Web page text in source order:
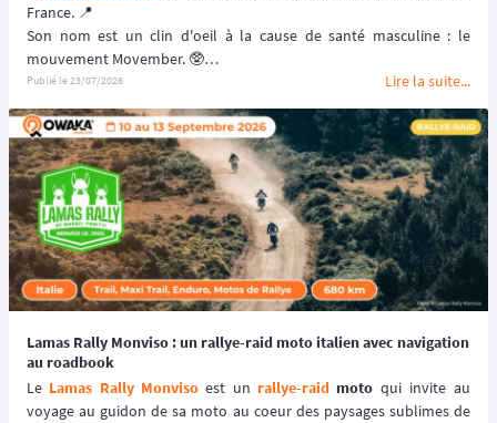
France. 📍
Son nom est un clin d'oeil à la cause de santé masculine : le
mouvement Movember. 🥸
Ce raid est réservé aux
, c'est-à-dire aux motos
datant d'avant les années 2000, pour un périple qui propose deux
traces : un parcours offroad et un parcours typé route.
📆 Prochaines dates : du 11 au 15 novembre 2026.
Publié le23/07/2026 Lire la suite...
Lamas Rally Monviso : un rallye-raid moto italien avec navigation
au roadbook
Le Lamas Rally Monviso est un rallye-raid moto qui invite au
voyage au guidon de sa moto au coeur des paysages sublimes de